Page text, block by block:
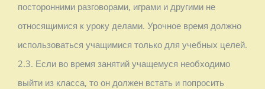
посторонними разговорами, играми и другими не
относящимися к уроку делами. Урочное время должно
использоваться учащимися только для учебных целей.
2.3. Если во время занятий учащемуся необходимо
выйти из класса, то он должен встать и попросить